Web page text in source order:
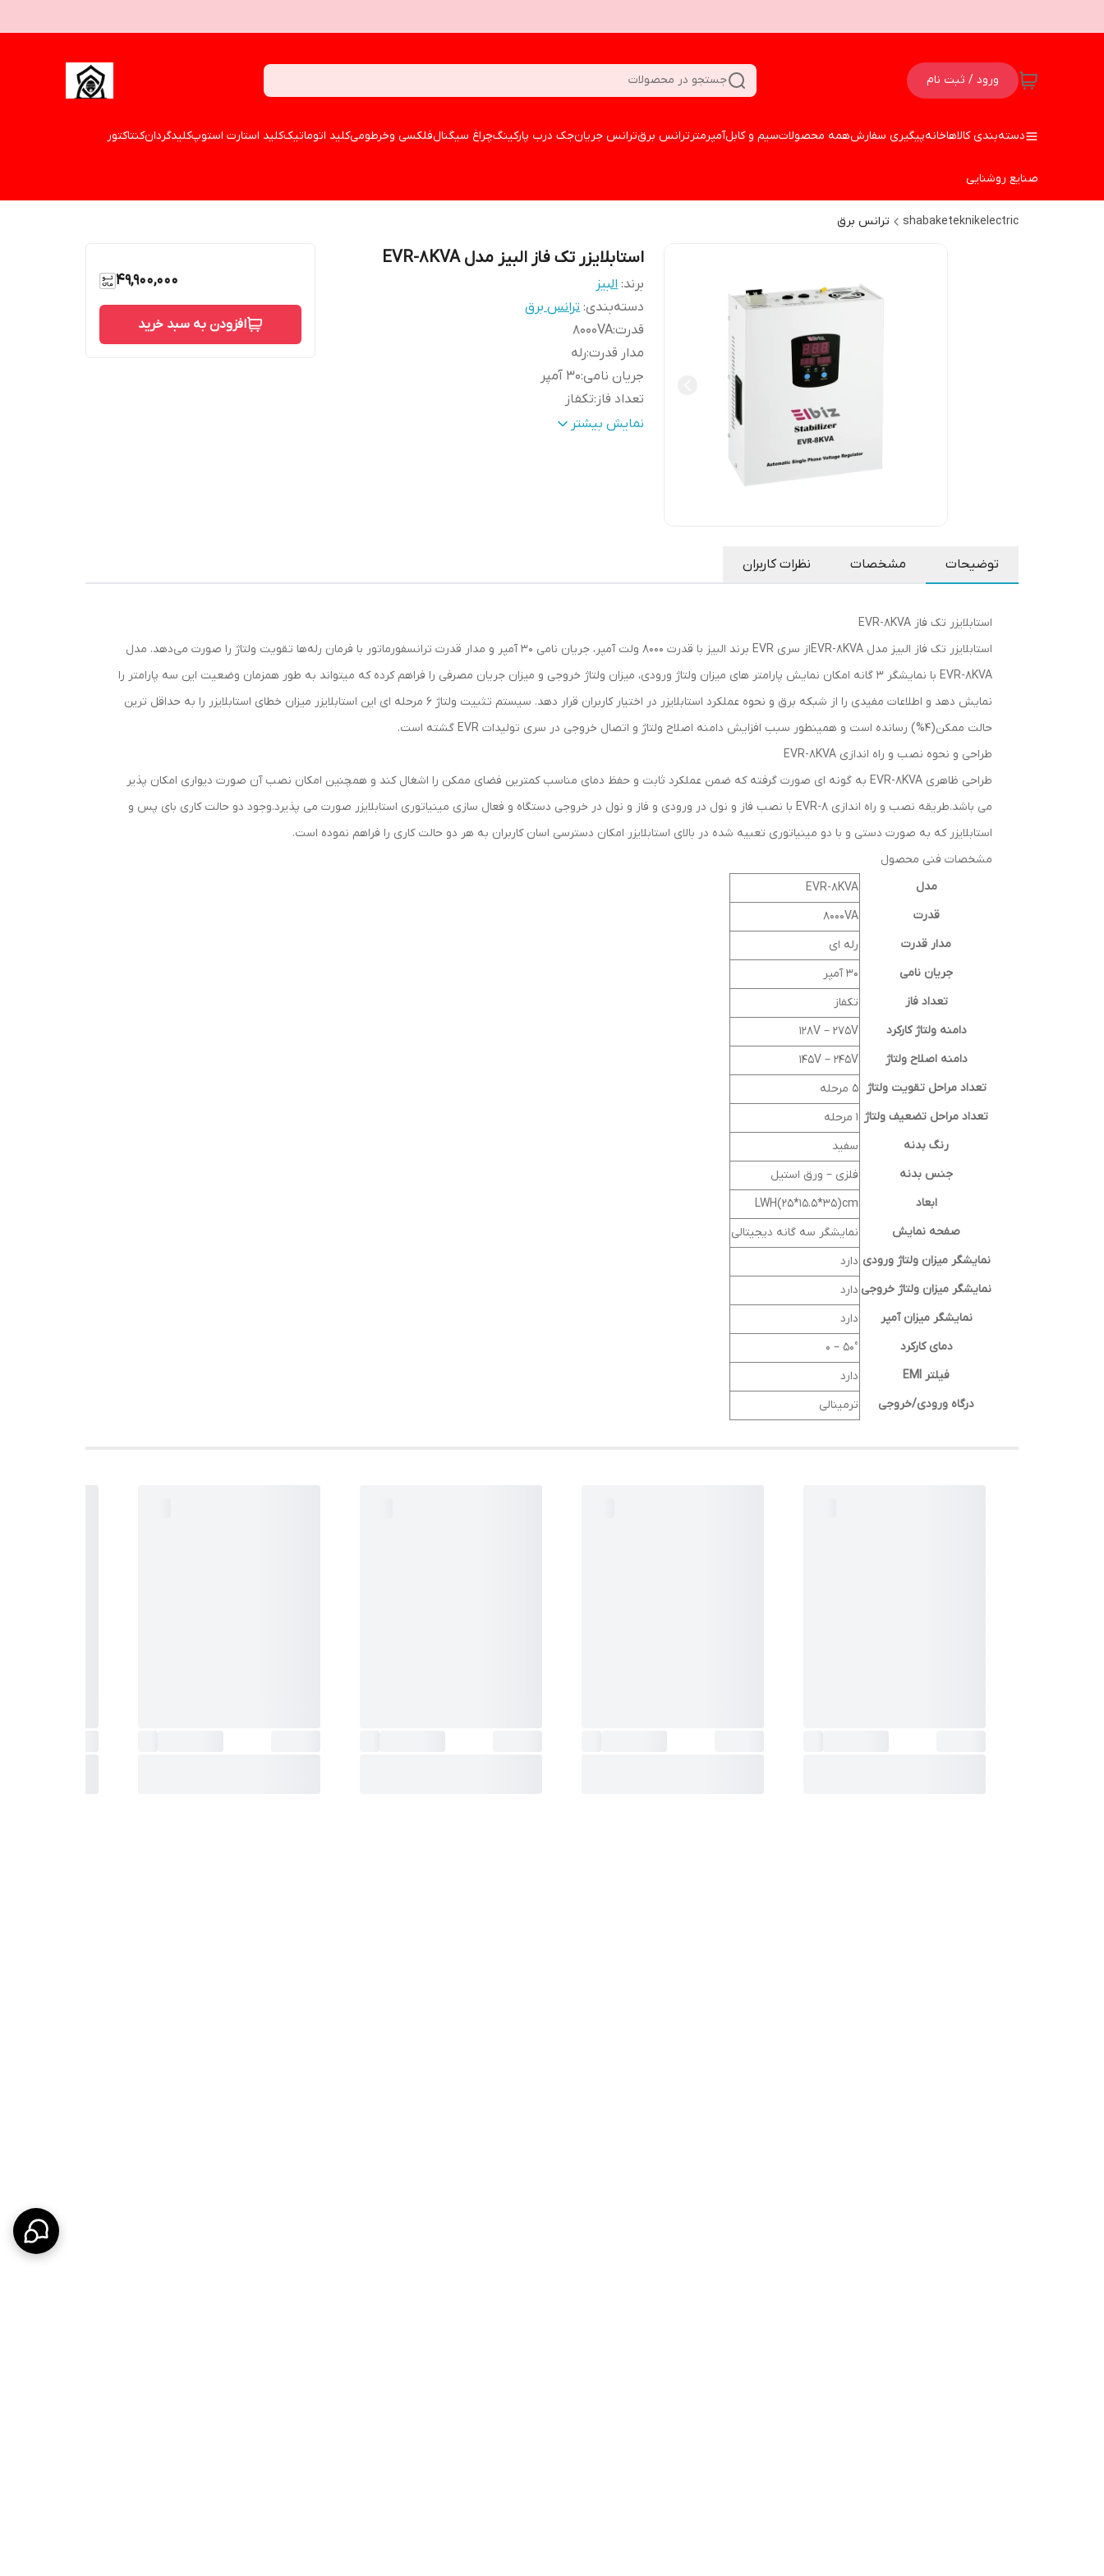
ورود / ثبت نام جستجو در محصولات
دسته‌بندی کالاهاخانهپیگیری سفارشهمه محصولاتسیم و کابلآمپرمترترانس برقترانس جریانجک درب پارکینگچراغ سیگنالفلکسی وخرطومیکلید اتوماتیککلید استارت استوپکلیدگردانکنتاکتور
صنایع روشنایی
shabaketeknikelectric ترانس برق
استابلایزر تک فاز البیز مدل EVR-8KVA
برند: البیز
دسته‌بندی:ترانس برق
قدرت:
8000VA
مدار قدرت:رله
جریان نامی:30 آمپر
تعداد فاز :تکفاز
دامنه ولتاژ کارکرد
صفحه نمایش:نمایشگر سه گانه دیجیتالی
نمایشگر میزان آمپر:دارد
دمای کارکرد 50° – 0
فیلتر EMI
:دارد
درگاه ورودی/خروجی
ترمینالی
نمایش بیشتر
49,900,000
افزودن به سبد خرید
توضیحات مشخصات نظرات کاربران
استابلایزر تک فاز EVR-8KVA
استابلایزر تک فاز البیز مدل EVR-8KVAاز سری EVR برند البیز با قدرت 8000 ولت آمپر، جریان نامی 30 آمپر و مدار قدرت ترانسفورماتور با فرمان رله‌ها تقویت ولتاژ را صورت می‌دهد. مدل
EVR-8KVA با نمایشگر 3 گانه امکان نمایش پارامتر های میزان ولتاژ ورودی، میزان ولتاژ خروجی و میزان جریان مصرفی را فراهم کرده که میتواند به طور همزمان وضعیت این سه پارامتر را
نمایش دهد و اطلاعات مفیدی را از شبکه برق و نحوه عملکرد استابلایزر در اختیار کاربران قرار دهد. سیستم تثبیت ولتاژ ۶ مرحله ای این استابلایزر میزان خطای استابلایزر را به حداقل ترین
حالت ممکن(4%) رسانده است و همینطور سبب افزایش دامنه اصلاح ولتاژ و اتصال خروجی در سری تولیدات EVR گشته است.
طراحی و نحوه نصب و راه اندازی EVR-8KVA
طراحی ظاهری EVR-8KVA به گونه ای صورت گرفته که ضمن عملکرد ثابت و حفظ دمای مناسب کمترین فضای ممکن را اشغال کند و همچنین امکان نصب آن صورت دیواری امکان پذیر
می باشد.طریقه نصب و راه اندازی EVR-8 با نصب فاز و نول در ورودی و فاز و نول در خروجی دستگاه و فعال سازی مینیاتوری استابلایزر صورت می پذیرد.وجود دو حالت کاری بای پس و
استابلایزر که به صورت دستی و با دو مینیاتوری تعبیه شده در بالای استابلایزر امکان دسترسی اسان کاربران به هر دو حالت کاری را فراهم نموده است.
مشخصات فنی محصول
مدل
EVR-8KVA
قدرت
8000VA
مدار قدرت
رله ای
جریان نامی
30 آمپر
تعداد فاز
تکفاز
دامنه ولتاژ کارکرد
128V – 275V
دامنه اصلاح ولتاژ
145V – 245V
تعداد مراحل تقویت ولتاژ
5 مرحله
تعداد مراحل تضعیف ولتاژ 1 مرحله
رنگ بدنه
سفید
جنس بدنه
فلزی – ورق استیل
ابعاد
LWH(25*15.5*35)cm
صفحه نمایش
نمایشگر سه گانه دیجیتالی
نمایشگر میزان ولتاژ ورودی دارد
نمایشگر میزان ولتاژ خروجی دارد
نمایشگر میزان آمپر
دارد
دمای کارکرد
50° – 0
فیلتر EMI
دارد
درگاه ورودی/خروجی
ترمینالی